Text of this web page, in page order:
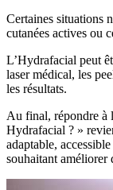
Certaines situations
cutanées actives ou
L’Hydrafacial peut
laser médical, les
les résultats.
Au final, répondre à
Hydrafacial ? »
adaptable,
souhaitant améliorer